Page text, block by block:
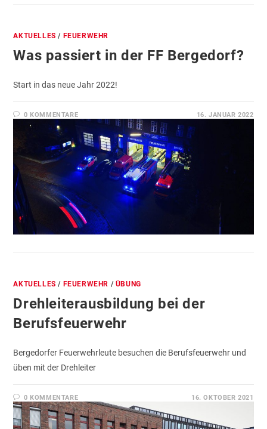
AKTUELLES / FEUERWEHR
Was passiert in der FF Bergedorf?
Start in das neue Jahr 2022!
0 KOMMENTARE 16. JANUAR 2022
AKTUELLES / FEUERWEHR / ÜBUNG
Drehleiterausbildung bei der
Berufsfeuerwehr
Bergedorfer Feuerwehrleute besuchen die Berufsfeuerwehr und
üben mit der Drehleiter
0 KOMMENTARE 16. OKTOBER 2021